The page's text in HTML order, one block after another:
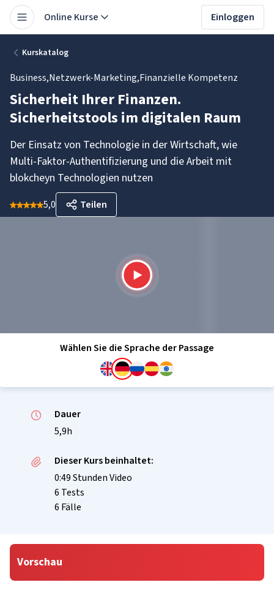
Online Kurse Einloggen
Kurskatalog
Business,Netzwerk-Marketing,Finanzielle Kompetenz
Sicherheit Ihrer Finanzen.
Sicherheitstools im digitalen Raum
Der Einsatz von Technologie in der Wirtschaft, wie
Multi-Faktor-Authentifizierung und die Arbeit mit
blokcheyn Technologien nutzen
5,0 Teilen
Wählen Sie die Sprache der Passage
Dauer
5,9h
Dieser Kurs beinhaltet:
0:49 Stunden Video
6 Tests
6 Fälle
Vorschau